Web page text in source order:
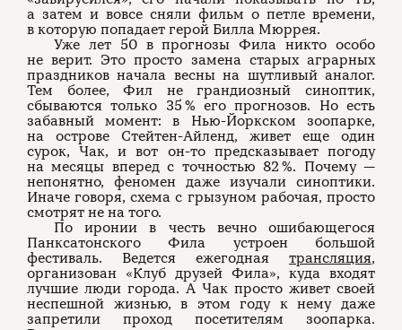
а затем и вовсе сняли фильм о петле времени,
в которую попадает герой Билла Мюррея.
Уже лет 50 в прогнозы Фила никто особо
не верит. Это просто замена старых аграрных
праздников начала весны на шутливый аналог.
Тем более, Фил не грандиозный синоптик,
сбываются только 35 % его прогнозов. Но есть
забавный момент: в Нью-Йоркском зоопарке,
на острове Стейтен-Айленд, живет еще один
сурок, Чак, и вот он-то предсказывает погоду
на месяцы вперед с точностью 82 %. Почему —
непонятно, феномен даже изучали синоптики.
Иначе говоря, схема с грызуном рабочая, просто
смотрят не на того.
По иронии в честь вечно ошибающегося
Панксатонского Фила устроен большой
фестиваль. Ведется ежегодная трансляция,
организован «Клуб друзей Фила», куда входят
лучшие люди города. А Чак просто живет своей
неспешной жизнью, в этом году к нему даже
запретили проход посетителям зоопарка.